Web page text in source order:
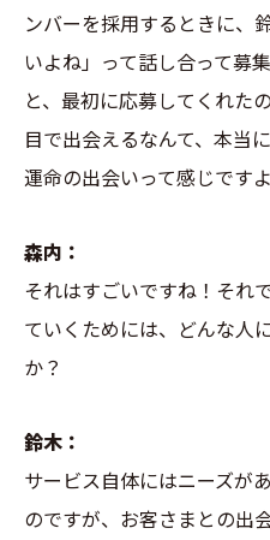
ンバーを採用するときに、
いよね」って話し合って募
と、最初に応募してくれ
目で出会えるなんて、本当
運命の出会いって感じですよ
森内：
それはすごいですね！それ
ていくためには、どんな人
か？
鈴木：
サービス自体にはニーズが
のですが、お客さまとの出